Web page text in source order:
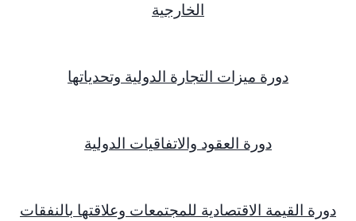
الخارجية
دورة ميزات التجارة الدولية وتحدياتها
دورة العقود والاتفاقيات الدولية
دورة القيمة الاقتصادية للمجتمعات وعلاقتها بالنفقات